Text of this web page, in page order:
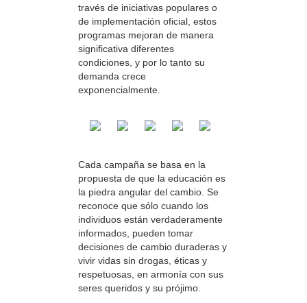
través de iniciativas populares o
de implementación oficial, estos
programas mejoran de manera
significativa diferentes
condiciones, y por lo tanto su
demanda crece
exponencialmente.
Cada campaña se basa en la
propuesta de que la educación es
la piedra angular del cambio. Se
reconoce que sólo cuando los
individuos están verdaderamente
informados, pueden tomar
decisiones de cambio duraderas y
vivir vidas sin drogas, éticas y
respetuosas, en armonía con sus
seres queridos y su prójimo.